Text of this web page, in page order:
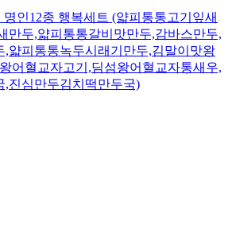
인12종 행복세트 (얇피통통고기잎새
만두,얇피통통갈비맛만두,감바스만두,
,얇피통통녹두시래기만두,김말이맛왕
어혈교자고기,딤섬왕어혈교자통새우,
,진심만두김치떡만두국)